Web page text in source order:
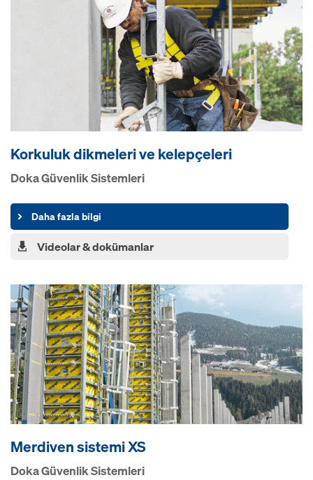
Korkuluk dikmeleri ve kelepçeleri
Doka Güvenlik Sistemleri
Daha fazla bilgi
Videolar & dokümanlar
Merdiven sistemi XS
Doka Güvenlik Sistemleri